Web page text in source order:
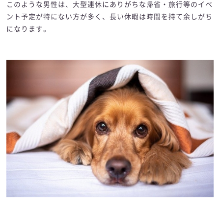
このような男性は、大型連休にありがちな帰省・旅行等のイベ
ント予定が特にない方が多く、長い休暇は時間を持て余しがち
になります。